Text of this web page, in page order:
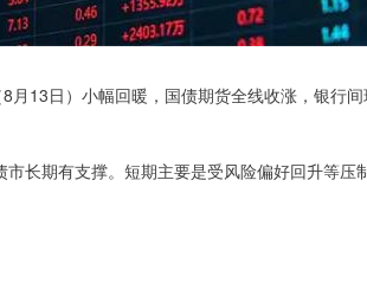
13日）小幅回暖，国债期货全线收涨，银行间
期有支撑。短期主要是受风险偏好回升等压